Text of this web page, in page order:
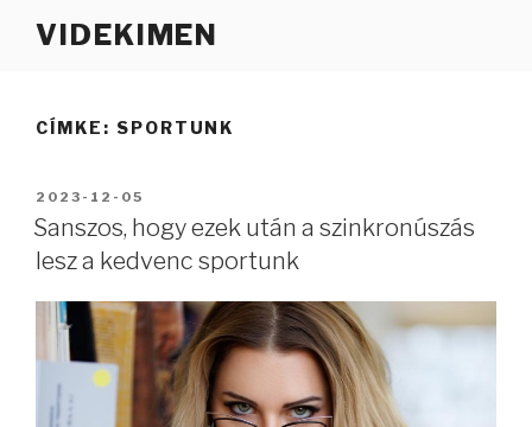
VIDEKIMEN
CÍMKE: SPORTUNK
BEKÜLDVE:
2023-12-05
Sanszos, hogy ezek után a szinkronúszás
lesz a kedvenc sportunk